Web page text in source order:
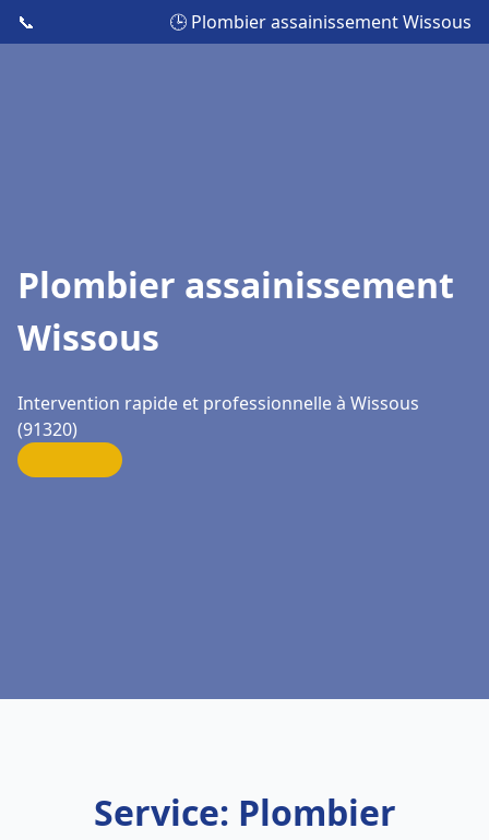
📞 🕒 Plombier assainissement Wissous
Plombier assainissement
Wissous
Intervention rapide et professionnelle à Wissous
(91320)
Service: Plombier